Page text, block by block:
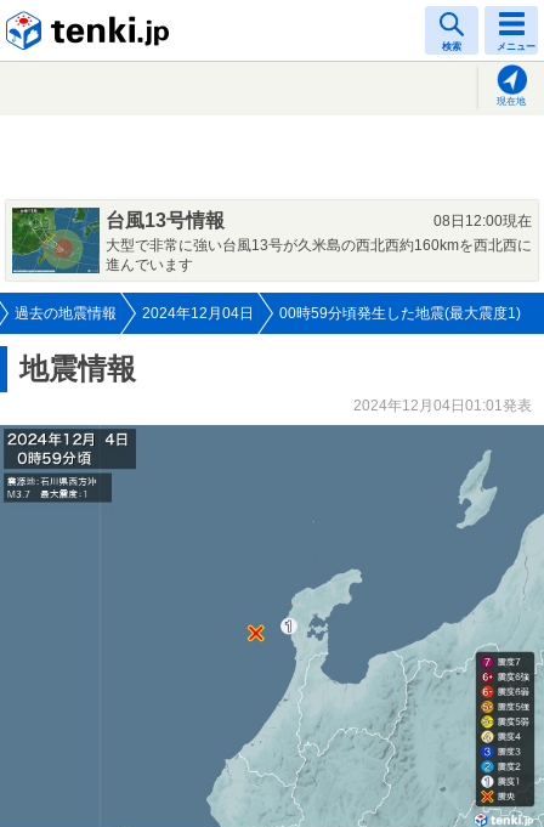
検索 メニュー
現在地
台風13号情報
08日12:00現在
大型で非常に強い台風13号が久米島の西北西約160kmを西北西に
進んでいます
過去の地震情報 2024年12月04日 00時59分頃発生した地震(最大震度1)
地震情報
2024年12月04日01:01発表